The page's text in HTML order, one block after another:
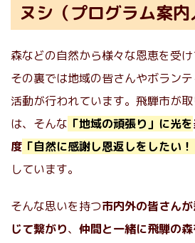
ヌシ（プログラム案内
森などの自然から様々な恩恵を受け
その裏では地域の皆さんやボラン
活動が行われています。飛騨市が取
は、そんな 「地域の頑張り」に光を
度 「自然に感謝し恩返しをしたい！
しています。
そんな思いを持つ市内外の皆さん
じて繋がり、 仲間と一緒に飛騨の